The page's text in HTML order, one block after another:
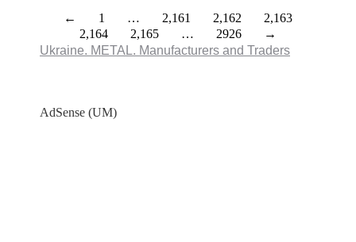
← 1 … 2,161 2,162
2,163
2,164
2,165 … 2926
→
Ukraine. METAL. Manufacturers and Traders
AdSense (UM)